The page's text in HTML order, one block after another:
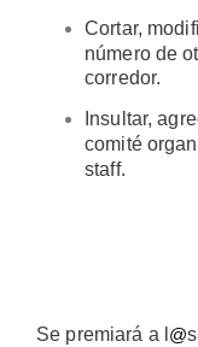
Cortar,
número de
corredor.
Insultar,
comité
staff.
Se premiará a l @